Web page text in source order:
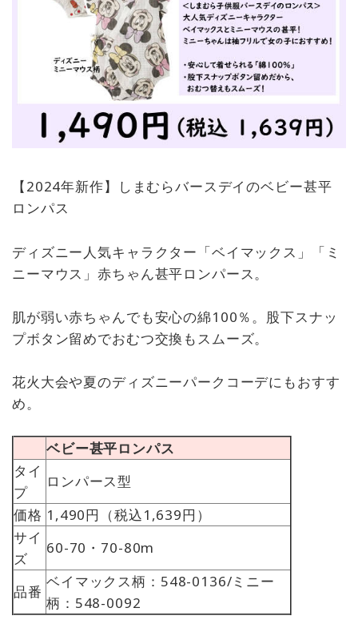
【2024年新作】しまむらバースデイのベビー甚平
ロンパス
ディズニー人気キャラクター「ベイマックス」「ミ
ニーマウス」赤ちゃん甚平ロンパース。
肌が弱い赤ちゃんでも安心の綿100％。股下スナッ
プボタン留めでおむつ交換もスムーズ。
花火大会や夏のディズニーパークコーデにもおすす
め。
ベビー甚平ロンパス
タイ
プ
ロンパース型
価格 1,490円（税込1,639円）
サイ
ズ
60-70・70-80m
品番
ベイマックス柄：548-0136/ミニー
柄：548-0092